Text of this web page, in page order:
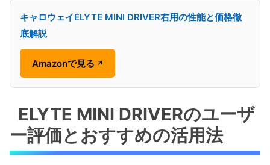
キャロウェイELYTE MINI DRIVER右用の性能と価格徹
底解説
Amazonで見る ↗
ELYTE MINI DRIVERのユーザ
ー評価とおすすめの活用法